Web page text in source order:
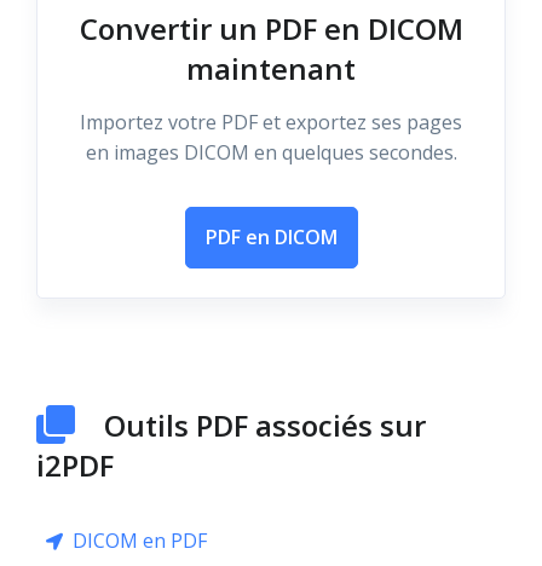
Convertir un PDF en DICOM
maintenant
Importez votre PDF et exportez ses pages
en images DICOM en quelques secondes.
PDF en DICOM
Outils PDF associés sur
i2PDF
DICOM en PDF